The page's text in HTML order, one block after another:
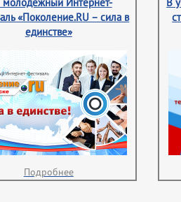
молодежный Интернет-
«Поколение.RU – сила в
единстве»
Подробнее
В